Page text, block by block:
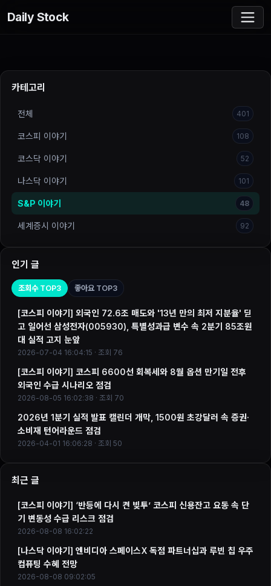
Daily Stock
카테고리
전체 401
코스피 이야기 108
코스닥 이야기 52
나스닥 이야기 101
S&P 이야기 48
세계증시 이야기 92
인기 글
조회수 TOP3 좋아요 TOP3
[코스피 이야기] 외국인 72.6조 매도와 '13년 만의 최저 지분율' 딛
고 일어선 삼성전자(005930), 특별성과급 변수 속 2분기 85조원
대 실적 고지 눈앞
2026-07-04 16:04:15 · 조회 76
[코스피 이야기] 코스피 6600선 회복세와 8월 옵션 만기일 전후
외국인 수급 시나리오 점검
2026-08-05 16:02:38 · 조회 70
2026년 1분기 실적 발표 캘린더 개막, 1500원 초강달러 속 증권·
소비재 턴어라운드 점검
2026-04-01 16:06:28 · 조회 50
최근 글
[코스피 이야기] ‘반등에 다시 켠 빚투’ 코스피 신용잔고 요동 속 단
기 변동성 수급 리스크 점검
2026-08-08 16:02:22
[나스닥 이야기] 엔비디아 스페이스X 독점 파트너십과 루빈 칩 우주
컴퓨팅 수혜 전망
2026-08-08 09:02:05